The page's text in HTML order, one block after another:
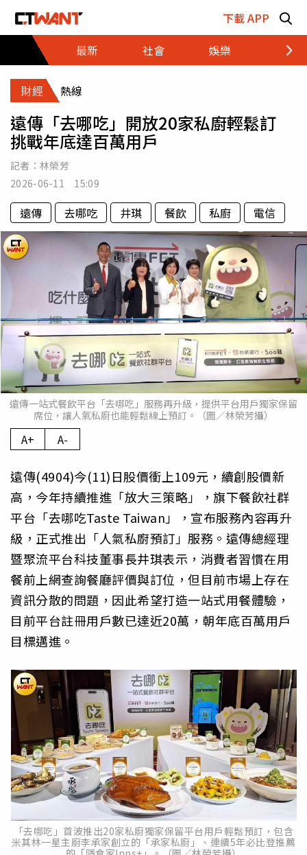
下載 APP
最新
社會 娛樂 財經
財經 熱線
遠傳「去哪吃」開放20家私廚輕鬆訂
挑戰年底達百萬用戶
記者： 林榮芳
2026-06-11 15:09
遠傳 去哪吃 井琪 餐飲 私廚 電信
遠傳一站式餐飲平台「去哪吃」服務再升級，提供平台用戶獨家保留
席位，讓人氣私廚也能輕鬆線上預訂。（圖／林榮芳攝）
A+ A-
遠傳(4904)今(11)日股價衝上109元，續創股價新
高，今年持續推進「放大三策略」，旗下餐飲社群
平台「去哪吃Taste Taiwan」，宣布服務內容再升
級，正式推出「人氣私廚預訂」服務。遠傳總經理
暨聚流平台科技董事長井琪表示，消費者習慣在用
餐前上網查詢餐廳評價與訂位，但目前市場上存在
資訊分散的問題，因此希望打造一站式用餐體驗，
目前平台註冊用戶數已達近20萬，朝年底百萬用戶
目標邁進。
「去哪吃」首波推出20家私廚獨家保留平台用戶輕鬆預訂，包含
米其林一星主廚李承家創立的「承家私廚」、連續5年必比登推薦